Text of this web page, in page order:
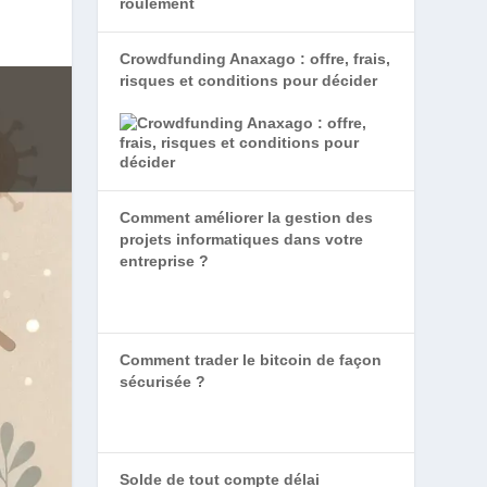
Crowdfunding Anaxago : offre, frais,
risques et conditions pour décider
Comment améliorer la gestion des
projets informatiques dans votre
entreprise ?
Comment trader le bitcoin de façon
sécurisée ?
Solde de tout compte délai